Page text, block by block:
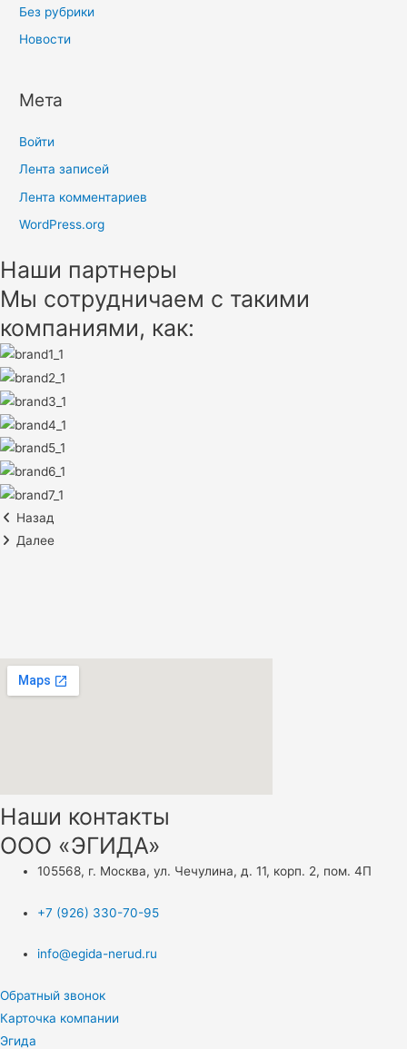
Без рубрики
Новости
Мета
Войти
Лента записей
Лента комментариев
WordPress.org
Наши партнеры
Мы сотрудничаем с такими
компаниями, как:
Назад
Далее
Наши контакты
ООО «ЭГИДА»
105568, г. Москва, ул. Чечулина, д. 11, корп. 2, пом. 4П
+7 (926) 330-70-95
info@egida-nerud.ru
Обратный звонок
Карточка компании
Эгида